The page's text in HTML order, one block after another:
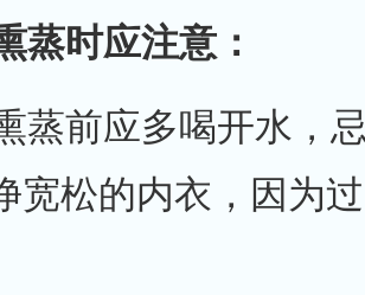
蒸时应注意：
前应多喝开水，
宽松的内衣，因为